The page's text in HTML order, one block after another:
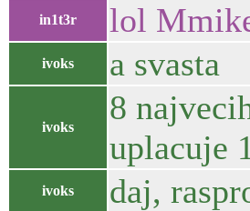
in1t3r lol
ivoks a svasta
ivoks
8
uplacuje
ivoks daj,